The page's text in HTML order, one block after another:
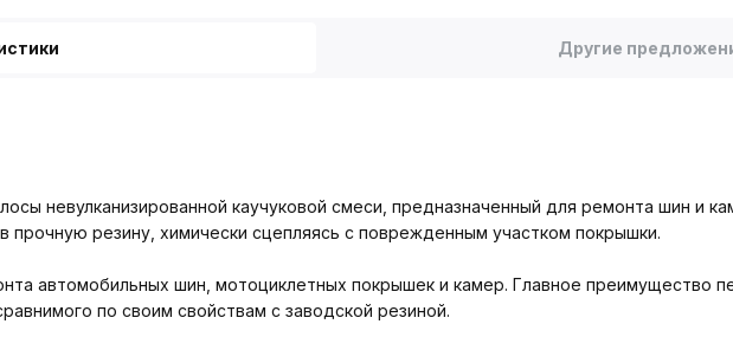
Другие
невулканизированной каучуковой смеси, предназначенный для ремонта шин и
резину, химически сцепляясь с поврежденным участком покрышки.
автомобильных шин, мотоциклетных покрышек и камер. Главное
по своим свойствам с заводской резиной.